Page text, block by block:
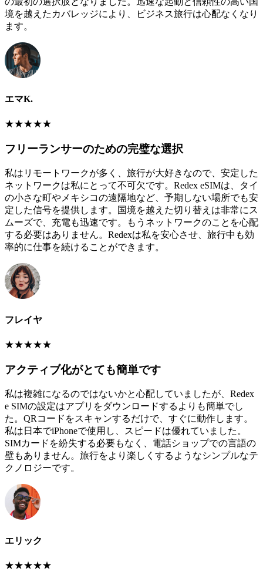
境を越えたカバレッジにより、ビジネス旅行は心配なくなり
ます。
エマK.
★★★★★
フリーランサーのための完璧な選択
私はリモートワークが多く、旅行が大好きなので、安定した
ネットワークは私にとって不可欠です。Redex eSIMは、タイ
の小さな町やメキシコの遠隔地など、予期しない場所でも安
定した信号を提供します。国境を越えた切り替えは非常にス
ムーズで、充電も迅速です。もうネットワークのことを心配
する必要はありません。Redexは私を安心させ、旅行中も効
率的に仕事を続けることができます。
フレイヤ
★★★★★
アクティブ化がとても簡単です
私は複雑になるのではないかと心配していましたが、Redex
e SIMの設定はアプリをダウンロードするよりも簡単でし
た。QRコードをスキャンするだけで、すぐに動作します。
私は日本でiPhoneで使用し、スピードは優れていました。
SIMカードを紛失する必要もなく、電話ショップでの言語の
壁もありません。旅行をより楽しくするようなシンプルなテ
クノロジーです。
エリック
★★★★★